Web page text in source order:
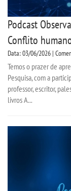
Podcast
Conflito
Data: 03/06/2026 |
Temos o prazer de
Pesquisa, com a
professor, escritor,
livros A...